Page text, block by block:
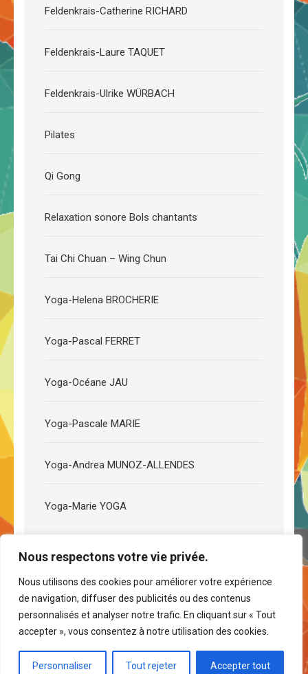
Nous respectons votre vie privée.
Nous utilisons des cookies pour améliorer votre expérience
de navigation, diffuser des publicités ou des contenus
personnalisés et analyser notre trafic. En cliquant sur « Tout
accepter », vous consentez à notre utilisation des cookies.
Personnaliser Tout rejeter Accepter tout
Feldenkrais-Catherine RICHARD
Feldenkrais-Laure TAQUET
Feldenkrais-Ulrike WÜRBACH
Pilates
Qi Gong
Relaxation sonore Bols chantants
Tai Chi Chuan – Wing Chun
Yoga-Helena BROCHERIE
Yoga-Pascal FERRET
Yoga-Océane JAU
Yoga-Pascale MARIE
Yoga-Andrea MUNOZ-ALLENDES
Yoga-Marie YOGA
© 2021-2023 Ateliers du Champ Girault - Infos légales &
RGPD
Propulsé parWordPress.